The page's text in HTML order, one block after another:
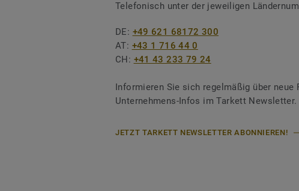
Telefonisch unter der jeweiligen
DE: +49 621 68172 300
AT: +43 1 716 44 0
CH: +41 43 233 79 24
Informieren Sie sich regelmäßig über neue
Unternehmens-Infos im Tarkett Newsletter.
JETZT TARKETT NEWSLETTER ABONNIEREN!